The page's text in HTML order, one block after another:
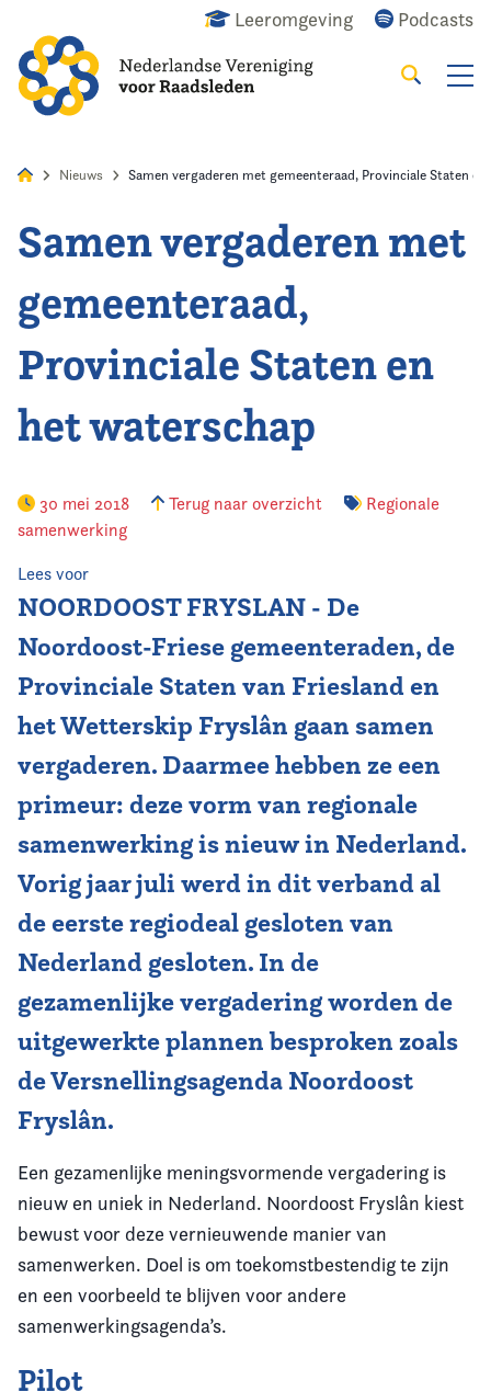
Leeromgeving Podcasts
Zoeken
Home
Agenda
Nieuws
Opleiding & Ontwikkeling
Vereniging
Nieuws Samen vergaderen met gemeenteraad, Provinciale Staten
Samen vergaderen met
gemeenteraad,
Provinciale Staten en
het waterschap
30 mei 2018 Terug naar overzicht
Regionale
samenwerking
Lees voor
NOORDOOST FRYSLAN - De
Noordoost-Friese gemeenteraden, de
Provinciale Staten van Friesland en
het Wetterskip Fryslân gaan samen
vergaderen. Daarmee hebben ze een
primeur: deze vorm van regionale
samenwerking is nieuw in Nederland.
Vorig jaar juli werd in dit verband al
de eerste regiodeal gesloten van
Nederland gesloten. In de
gezamenlijke vergadering worden de
uitgewerkte plannen besproken zoals
de Versnellingsagenda Noordoost
Fryslân.
Een gezamenlijke meningsvormende vergadering is
nieuw en uniek in Nederland. Noordoost Fryslân kiest
bewust voor deze vernieuwende manier van
samenwerken. Doel is om toekomstbestendig te zijn
en een voorbeeld te blijven voor andere
samenwerkingsagenda’s.
Pilot